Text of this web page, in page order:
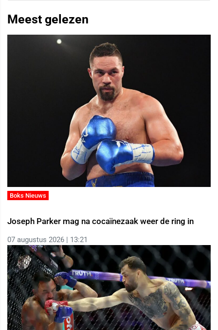
Meest gelezen
Boks Nieuws
Joseph Parker mag na cocaïnezaak weer de ring in
07 augustus 2026 | 13:21